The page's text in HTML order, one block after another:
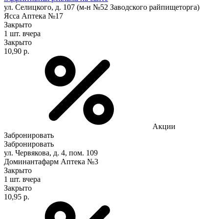
ул. Селицкого, д. 107 (м-н №52 Заводского райпищеторга)
Ясса Аптека №17
Закрыто
1 шт. вчера
Закрыто
10,90 р.
Акции
Забронировать
Забронировать
ул. Червякова, д. 4, пом. 109
Доминантафарм Аптека №3
Закрыто
1 шт. вчера
Закрыто
10,95 р.